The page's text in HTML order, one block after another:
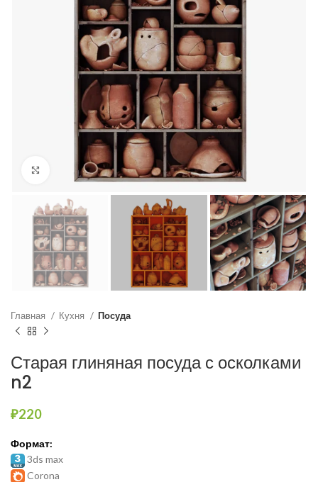
Нажмите, чтобы увеличить
Главная Кухня Посуда
Старая глиняная посуда с осколками
n2
₽220
Формат:
3ds max
Corona